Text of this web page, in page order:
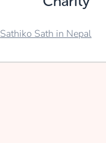
Sathiko Sath in Nepal